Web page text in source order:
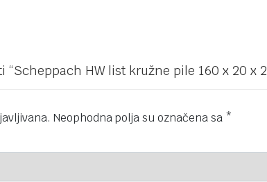
HW list kružne pile 160 x 20 x
Neophodna polja su označena sa *